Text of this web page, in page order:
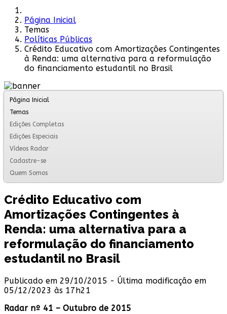
Página Inicial
Temas
Políticas Públicas
Crédito Educativo com Amortizações Contingentes
à Renda: uma alternativa para a reformulação
do financiamento estudantil no Brasil
Página Inicial
Temas
Edições Completas
Edições Especiais
Vídeos Radar
Cadastre-se
Quem Somos
Crédito Educativo com
Amortizações Contingentes à
Renda: uma alternativa para a
reformulação do financiamento
estudantil no Brasil
Publicado em 29/10/2015 - Última modificação em
05/12/2023 às 17h21
Radar nº 41 – Outubro de 2015